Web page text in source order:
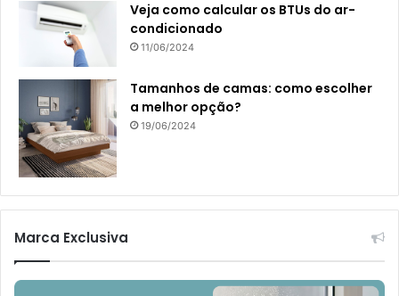
Veja como calcular os BTUs do ar-
condicionado
11/06/2024
Tamanhos de camas: como escolher
a melhor opção?
19/06/2024
Marca Exclusiva